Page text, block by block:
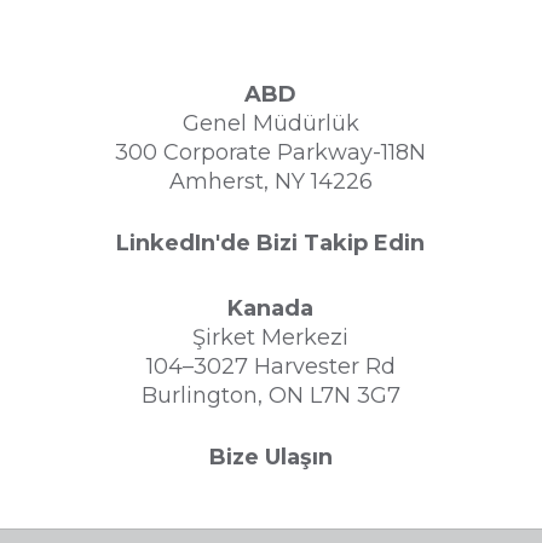
ABD
Genel Müdürlük
300 Corporate Parkway-118N
Amherst, NY 14226
LinkedIn'de Bizi Takip Edin
Kanada
Şirket Merkezi
104–3027 Harvester Rd
Burlington, ON L7N 3G7
Bize Ulaşın